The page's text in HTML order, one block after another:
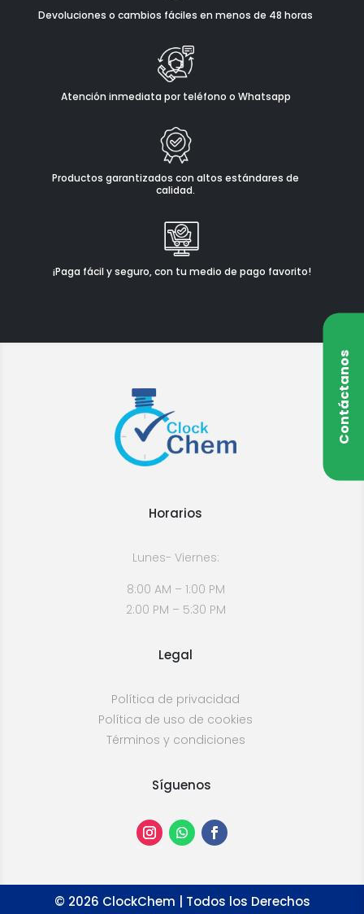
Devoluciones o cambios fáciles en menos de 48 horas
Atención inmediata por teléfono o Whatsapp
Productos garantizados con altos estándares de
calidad.
¡Paga fácil y seguro, con tu medio de pago favorito!
Contáctanos
Horarios
Lunes- Viernes:
8:00 AM – 1:00 PM
2:00 PM – 5:30 PM
Legal
Política de privacidad
Política de uso de cookies
Términos y condiciones
Síguenos
© 2026 ClockChem | Todos los Derechos